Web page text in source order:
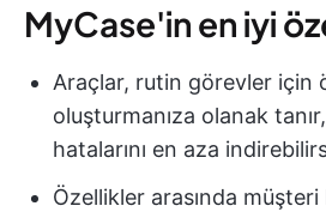
MyCase'in en iyi
Araçlar, rutin görevler için
oluşturmanıza olanak
hatalarını en aza
Özellikler arasında